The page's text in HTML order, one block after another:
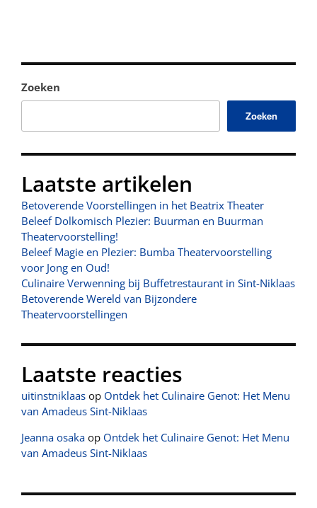
Zoeken
Zoeken
Laatste artikelen
Betoverende Voorstellingen in het Beatrix Theater
Beleef Dolkomisch Plezier: Buurman en Buurman
Theatervoorstelling!
Beleef Magie en Plezier: Bumba Theatervoorstelling
voor Jong en Oud!
Culinaire Verwenning bij Buffetrestaurant in Sint-Niklaas
Betoverende Wereld van Bijzondere
Theatervoorstellingen
Laatste reacties
uitinstniklaas op Ontdek het Culinaire Genot: Het Menu
van Amadeus Sint-Niklaas
Jeanna osaka op Ontdek het Culinaire Genot: Het Menu
van Amadeus Sint-Niklaas